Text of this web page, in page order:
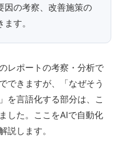
因の考察、改善施策の
す。
レポートの考察・分析で
できますが、「なぜそう
を言語化する部分は、こ
した。ここをAIで自動化
説します。